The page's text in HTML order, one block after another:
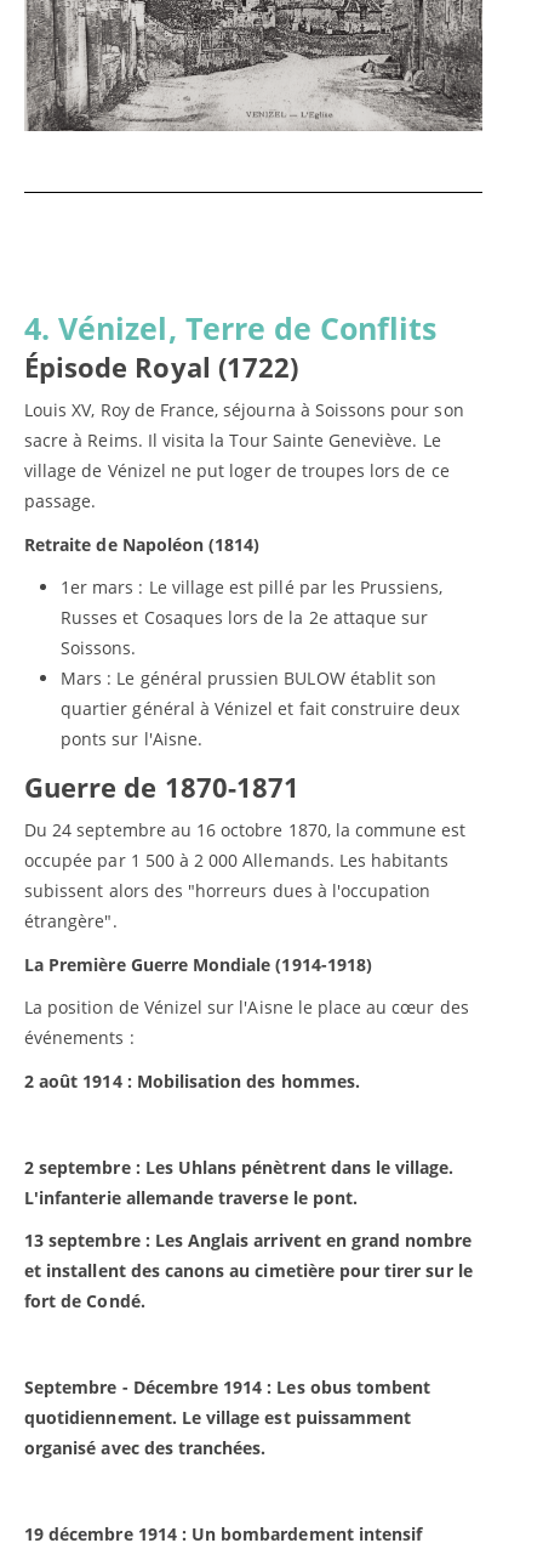
4. Vénizel, Terre de Conflits
Épisode Royal (1722)
Louis XV, Roy de France, séjourna à Soissons pour son
sacre à Reims. Il visita la Tour Sainte Geneviève. Le
village de Vénizel ne put loger de troupes lors de ce
passage.
Retraite de Napoléon (1814)
1er mars : Le village est pillé par les Prussiens,
Russes et Cosaques lors de la 2e attaque sur
Soissons.
Mars : Le général prussien BULOW établit son
quartier général à Vénizel et fait construire deux
ponts sur l'Aisne.
Guerre de 1870-1871
Du 24 septembre au 16 octobre 1870, la commune est
occupée par 1 500 à 2 000 Allemands. Les habitants
subissent alors des "horreurs dues à l'occupation
étrangère".
La Première Guerre Mondiale (1914-1918)
La position de Vénizel sur l'Aisne le place au cœur des
événements :
2 août 1914 : Mobilisation des hommes.
2 septembre : Les Uhlans pénètrent dans le village.
L'infanterie allemande traverse le pont.
13 septembre : Les Anglais arrivent en grand nombre
et installent des canons au cimetière pour tirer sur le
fort de Condé.
Septembre - Décembre 1914 : Les obus tombent
quotidiennement. Le village est puissamment
organisé avec des tranchées.
19 décembre 1914 : Un bombardement intensif